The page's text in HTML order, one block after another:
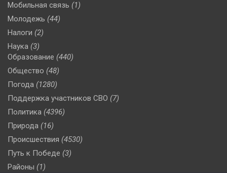
Мобильная связь (1)
Молодежь (44)
Налоги (2)
Наука (3)
Образование (440)
Общество (48)
Погода (1280)
Поддержка участников СВО (7)
Политика (4396)
Природа (16)
Происшествия (4530)
Путь к Победе (3)
Районы (1)